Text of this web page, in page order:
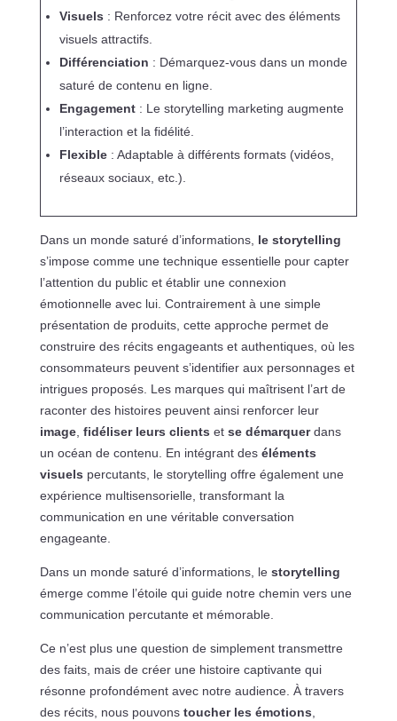
Visuels : Renforcez votre récit avec des éléments
visuels attractifs.
Différenciation : Démarquez-vous dans un monde
saturé de contenu en ligne.
Engagement: Le storytelling marketing augmente
l’interaction et la fidélité.
Flexible: Adaptable à différents formats (vidéos,
réseaux sociaux, etc.).
Dans un monde saturé d’informations, le storytelling
s’impose comme une technique essentielle pour capter
l’attention du public et établir une connexion
émotionnelle avec lui. Contrairement à une simple
présentation de produits, cette approche permet de
construire des récits engageants et authentiques, où les
consommateurs peuvent s’identifier aux personnages et
intrigues proposés. Les marques qui maîtrisent l’art de
raconter des histoires peuvent ainsi renforcer leur
image, fidéliser leurs clients et se démarquerdans
un océan de contenu. En intégrant des éléments
visuels percutants, le storytelling offre également une
expérience multisensorielle, transformant la
communication en une véritable conversation
engageante.
Dans un monde saturé d’informations, le storytelling
émerge comme l’étoile qui guide notre chemin vers une
communication percutante et mémorable.
Ce n’est plus une question de simplement transmettre
des faits, mais de créer une histoire captivante qui
résonne profondément avec notre audience. À travers
des récits, nous pouvons toucher les émotions